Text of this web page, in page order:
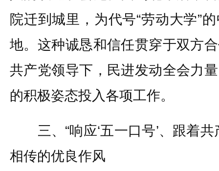
院迁到城里，为代号“劳动大学”
地。这种诚恳和信任贯穿于双方
共产党领导下，民进发动全会力
的积极姿态投入各项工作。
三、“响应‘五一口号’、跟着共
相传的优良作风